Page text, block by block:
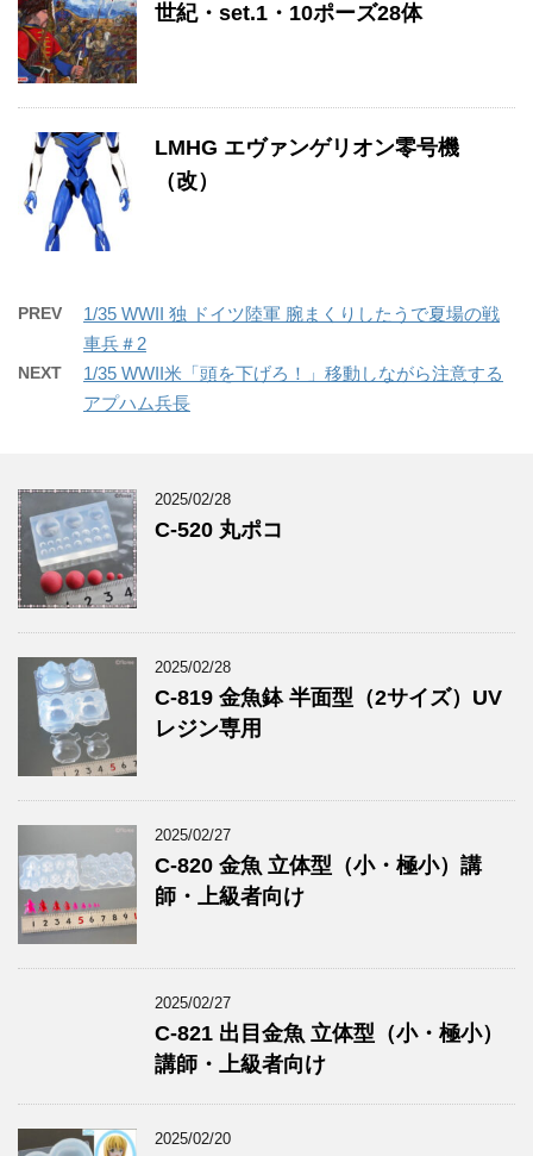
世紀・set.1・10ポーズ28体
LMHG エヴァンゲリオン零号機
（改）
PREV
1/35 WWII 独 ドイツ陸軍 腕まくりしたうで夏場の戦
車兵＃2
NEXT
1/35 WWII米「頭を下げろ！」移動しながら注意する
アプハム兵長
2025/02/28
C-520 丸ポコ
2025/02/28
C-819 金魚鉢 半面型（2サイズ）UV
レジン専用
2025/02/27
C-820 金魚 立体型（小・極小）講
師・上級者向け
2025/02/27
C-821 出目金魚 立体型（小・極小）
講師・上級者向け
2025/02/20